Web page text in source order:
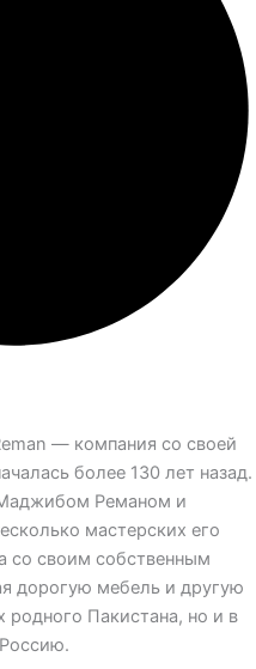
— компания со своей
более 130 лет назад.
Реманом и
мастерских его
со своим собственным
дорогую мебель и другую
родного Пакистана, но и в